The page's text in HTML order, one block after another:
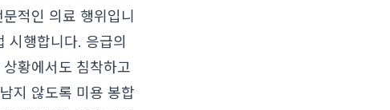
적인 의료 행위입니
시행합니다. 응급의
황에서도 침착하고
지 않도록 미용 봉합